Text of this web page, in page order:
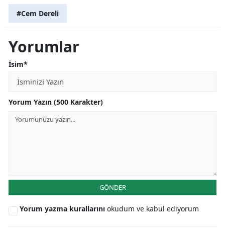
#Cem Dereli
Yorumlar
İsim*
Yorum Yazın (500 Karakter)
GÖNDER
Yorum yazma kurallarını okudum ve kabul ediyorum